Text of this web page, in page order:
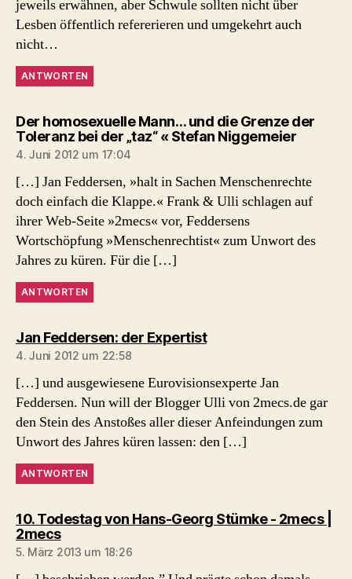
jeweils erwähnen, aber Schwule sollten nicht über
Lesben öffentlich refererieren und umgekehrt auch
nicht…
ANTWORTEN
Der homosexuelle Mann… und die Grenze der
Toleranz bei der „taz“ « Stefan Niggemeiersagt:
4. Juni 2012 um 17:04
[…] Jan Feddersen, »halt in Sachen Menschenrechte
doch einfach die Klappe.« Frank & Ulli schlagen auf
ihrer Web-Seite »2mecs« vor, Feddersens
Wortschöpfung »Menschenrechtist« zum Unwort des
Jahres zu küren. Für die […]
ANTWORTEN
Jan Feddersen: der Expertistsagt:
4. Juni 2012 um 22:58
[…] und ausgewiesene Eurovisionsexperte Jan
Feddersen. Nun will der Blogger Ulli von 2mecs.de gar
den Stein des Anstoßes aller dieser Anfeindungen zum
Unwort des Jahres küren lassen: den […]
ANTWORTEN
10. Todestag von Hans-Georg Stümke - 2mecs |
2mecssagt:
5. März 2013 um 18:26